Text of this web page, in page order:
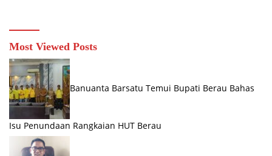
Most Viewed Posts
Banuanta Barsatu Temui Bupati Berau Bahas
Isu Penundaan Rangkaian HUT Berau